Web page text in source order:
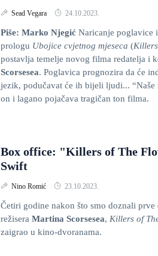
Sead Vegara 24.10.2023.
Piše: Marko Njegić Naricanje poglavice
prologu Ubojice cvjetnog mjeseca (
postavlja temelje novog filma redatelja i
Scorsesea. Poglavica prognozira da će
jezik, podučavat će ih bijeli ljudi... “Naše
on i lagano pojačava tragičan ton filma.
Box office: "Killers of The
Swift
Nino Romić 23.10.2023.
Četiri godine nakon što smo doznali
režisera Martina Scorsesea, Killers of
zaigrao u kino-dvoranama.